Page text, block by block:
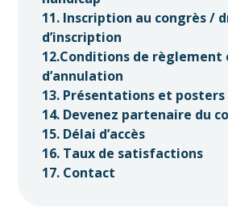
11. Inscription au congrès /
d’inscription
12.Conditions de règlement
d’annulation
13. Présentations et posters
14. Devenez partenaire du
15. Délai d’accès
16. Taux de satisfactions
17. Contact